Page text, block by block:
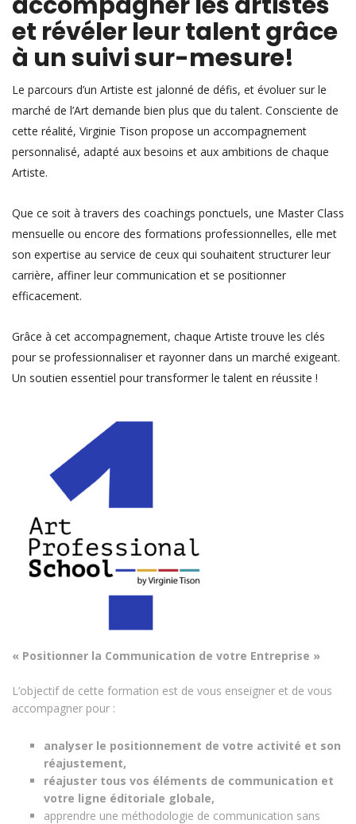
et révéler leur talent grâce
à un suivi sur-mesure!
Le parcours d’un Artiste est jalonné de défis, et évoluer sur le
marché de l’Art demande bien plus que du talent. Consciente de
cette réalité, Virginie Tison propose un accompagnement
personnalisé, adapté aux besoins et aux ambitions de chaque
Artiste.
Que ce soit à travers des coachings ponctuels, une Master Class
mensuelle ou encore des formations professionnelles, elle met
son expertise au service de ceux qui souhaitent structurer leur
carrière, affiner leur communication et se positionner
efficacement.
Grâce à cet accompagnement, chaque Artiste trouve les clés
pour se professionnaliser et rayonner dans un marché exigeant.
Un soutien essentiel pour transformer le talent en réussite !
« Positionner la Communication de votre Entreprise »
L’objectif de cette formation est de vous enseigner et de vous
accompagner pour :
analyser le positionnement de votre activité et son
réajustement,
réajuster tous vos éléments de communication et
votre ligne éditoriale globale,
apprendre une méthodologie de communication sans